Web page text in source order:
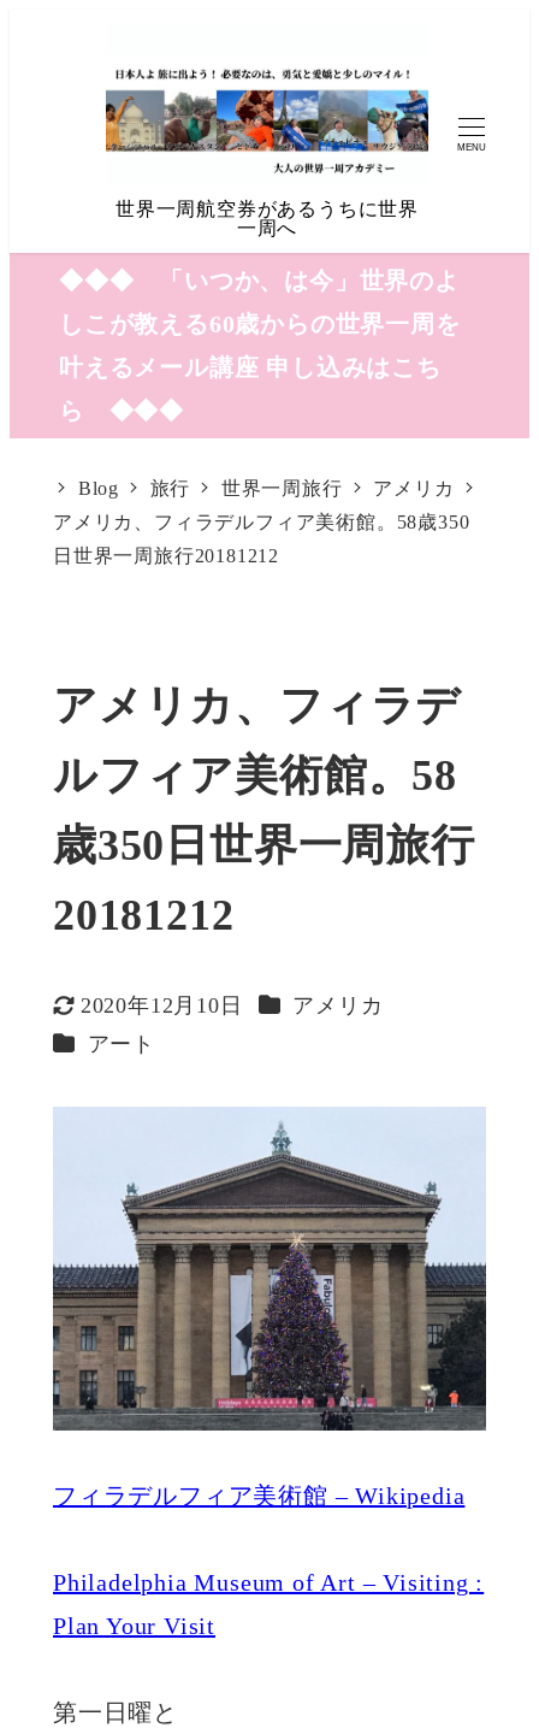
世界一周航空券があるうちに世界
一周へ
MENU
◆◆◆ 「いつか、は今」世界のよ
しこが教える60歳からの世界一周を
叶えるメール講座 申し込みはこち
ら ◆◆◆
Blog 旅行 世界一周旅行
アメリカ
アメリカ、フィラデルフィア美術館。58歳350
日世界一周旅行20181212
アメリカ、フィラデ
ルフィア美術館。58
歳350日世界一周旅行
20181212
更新日
2020年12月10日 カテゴリー
アメリカ
カテゴリー
アート
フィラデルフィア美術館 – Wikipedia
Philadelphia Museum of Art – Visiting :
Plan Your Visit
第一日曜と